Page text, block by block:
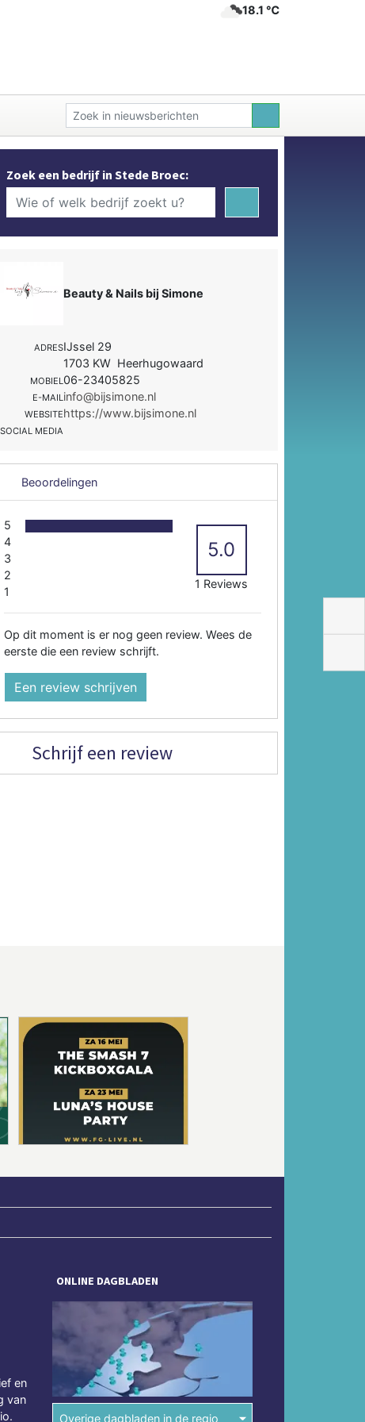
18.1 ℃
Zoek een bedrijf in Stede Broec:
Beauty & Nails bij Simone
ADRESIJssel 29
1703 KW Heerhugowaard
MOBIEL06-23405825
E-MAILinfo@bijsimone.nl
WEBSITEhttps://www.bijsimone.nl
SOCIAL MEDIA
Beoordelingen
5
4
3
2
1
5.0
1 Reviews
Op dit moment is er nog geen review. Wees de
eerste die een review schrijft.
Een review schrijven
Schrijf een review
en
van
ONLINE DAGBLADEN
Overige dagbladen in de regio